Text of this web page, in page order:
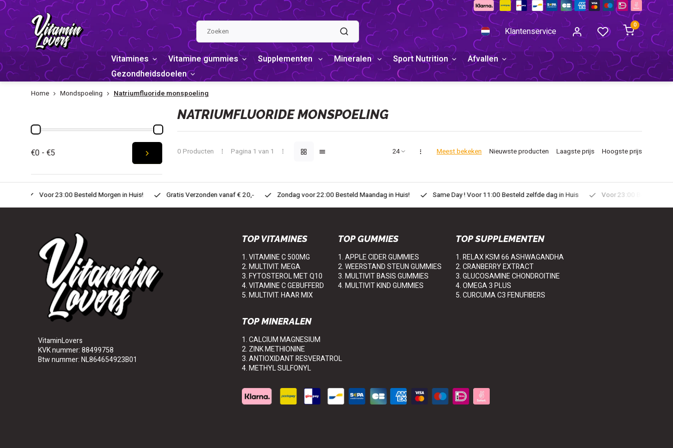
Klantenservice
0
Vitamines Vitamine gummies Supplementen Mineralen Sport Nutrition
Afvallen
Gezondheidsdoelen
Home Mondspoeling Natriumfluoride monspoeling
€0 - €5
NATRIUMFLUORIDE MONSPOELING
0 Producten Pagina 1 van 1 Meest bekeken Nieuwste producten Laagste prijs Hoogste prijs
Gratis Verzonden vanaf € 20,- Zondag voor 22:00 Besteld Maandag in Huis! Same Day ! Voor 11:00 Besteld zelfde dag in Huis Voor 23:00 Besteld Morgen in Huis! Gratis Verzonden
VitaminLovers
KVK nummer: 88499758
Btw nummer: NL864654923B01
TOP VITAMINES
1. VITAMINE C 500MG
2. MULTIVIT. MEGA
3. FYTOSTEROL MET Q10
4. VITAMINE C GEBUFFERD
5. MULTIVIT. HAAR MIX
TOP GUMMIES
1. APPLE CIDER GUMMIES
2. WEERSTAND STEUN GUMMIES
3. MULTIVIT BASIS GUMMIES
4. MULTIVIT KIND GUMMIES
TOP SUPPLEMENTEN
1. RELAX KSM 66 ASHWAGANDHA
2. CRANBERRY EXTRACT
3. GLUCOSAMINE CHONDROITINE
4. OMEGA 3 PLUS
5. CURCUMA C3 FENUFIBERS
TOP MINERALEN
1. CALCIUM MAGNESIUM
2. ZINK METHIONINE
3. ANTIOXIDANT RESVERATROL
4. METHYL SULFONYL